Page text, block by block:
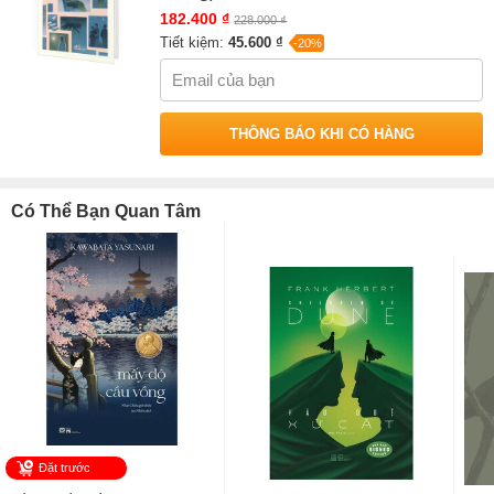
182.400 ₫ 228.000 ₫
Tiết kiệm:45.600 ₫ -20%
THÔNG BÁO KHI CÓ HÀNG
Có Thể Bạn Quan Tâm
Đặt trước